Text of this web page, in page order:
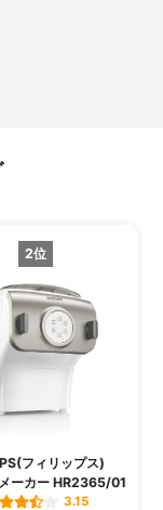
2位
フィリップス)
ーカー HR2365/01
3.15